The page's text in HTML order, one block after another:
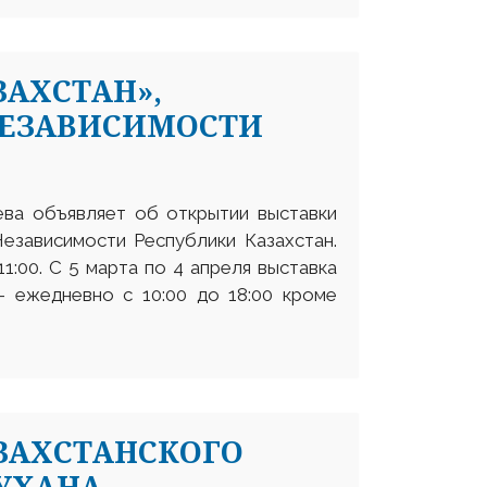
объявляет об открытии выставки
Республики Казахстан.
С 5 марта по 4 апреля выставка
ежедневно с 10:00 до 18:00 кроме